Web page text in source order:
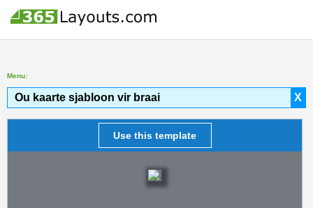
Menu:
X
Ou kaarte sjabloon vir braai
Use this template